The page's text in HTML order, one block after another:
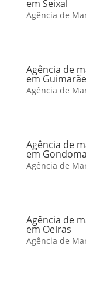
em Seixal
Agência de
Agência de
em
Agência de
Agência de
em
Agência de
Agência de
em Oeiras
Agência de